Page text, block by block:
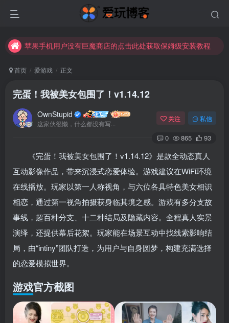
苹果手机用户没有巨魔商店的点击此处获取保姆级安装教程
苹果手机用户没有巨魔商店的点击此处获取保姆级安装教程
首页 爱游戏 正文
完蛋！我被美女包围了！v1.14.12
OwnStupid
这家伙很懒，什么都没有写...
关注 私信
0 865 93
《完蛋！我被美女包围了！v1.14.12》是款全动态真人
互动影像作品，带来沉浸式恋爱体验。游戏建议在WiFi环境
在线播放。玩家以第一人称视角，与六位各具特色美女相识
相恋，通过第一视角拍摄获身临其境之感。游戏有多分支故
事线，超百种分支、十二种结局及隐藏内容。全程真人实景
演绎，还提供幕后花絮。玩家能在场景互动中找线索影响结
局，由“intiny”团队打造，为用户与自身圆梦，构建充满选择
的恋爱模拟世界。
游戏官方截图
登录
没有账号？立即注册
用户名或邮箱
登录密码
记住登录 找回密码
社交账号登录